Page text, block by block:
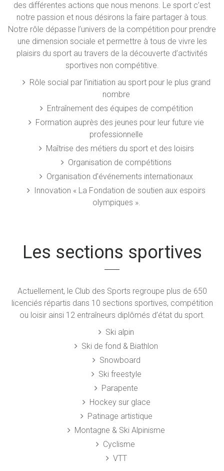
des différentes actions que nous menons. Le sport c’est
notre passion et nous désirons la faire partager à tous.
Notre rôle dépasse l’univers de la compétition pour prendre
une dimension sociale et permettre à tous de vivre les
plaisirs du sport au travers de la découverte d’activités
sportives non compétitive.
Rôle social par l’initiation au sport pour le plus grand
nombre
Entraînement des équipes de compétition
Formation auprès des jeunes pour leur future vie
professionnelle
Maîtrise des métiers du sport et des loisirs
Organisation de compétitions
Organisation d’événements internationaux
Innovation « La Fondation de soutien aux espoirs
olympiques ».
Les sections sportives
Actuellement, le Club des Sports regroupe plus de 650
licenciés répartis dans 10 sections sportives, compétition
ou loisir ainsi 12 entraîneurs diplômés d’état du sport.
Ski alpin
Ski de fond & Biathlon
Snowboard
Ski freestyle
Parapente
Hockey sur glace
Patinage artistique
Montagne & Ski Alpinisme
Cyclisme
VTT